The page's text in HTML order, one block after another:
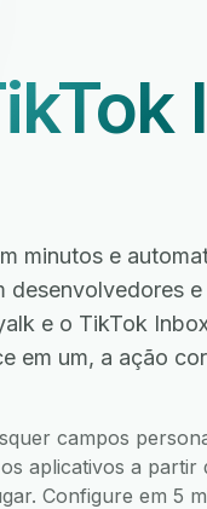
minutos e
e o TikTok
em um, a ação
campos
aplicativos a
Configure em 5